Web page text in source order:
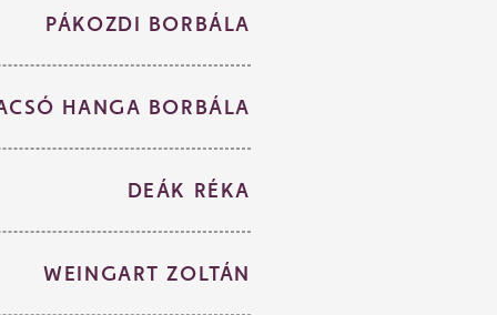
PÁKOZDI BORBÁLA
HANGA BORBÁLA
DEÁK RÉKA
WEINGART ZOLTÁN